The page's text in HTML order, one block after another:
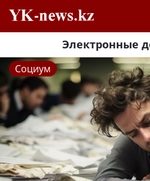
Электронные
Социум